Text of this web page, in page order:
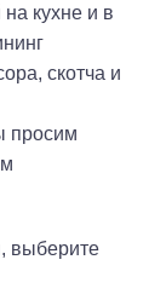
кухне и в
скотча и
просим
выберите